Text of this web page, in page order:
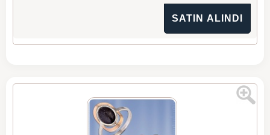
SATIN ALINDI